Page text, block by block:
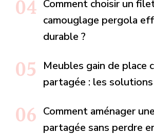
Comment choisir un
camouglage pergola
durable ?
Meubles gain de place
partagée : les
Comment aménager
partagée sans perdre